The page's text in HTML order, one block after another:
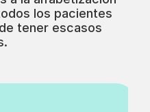
los pacientes
tener escasos